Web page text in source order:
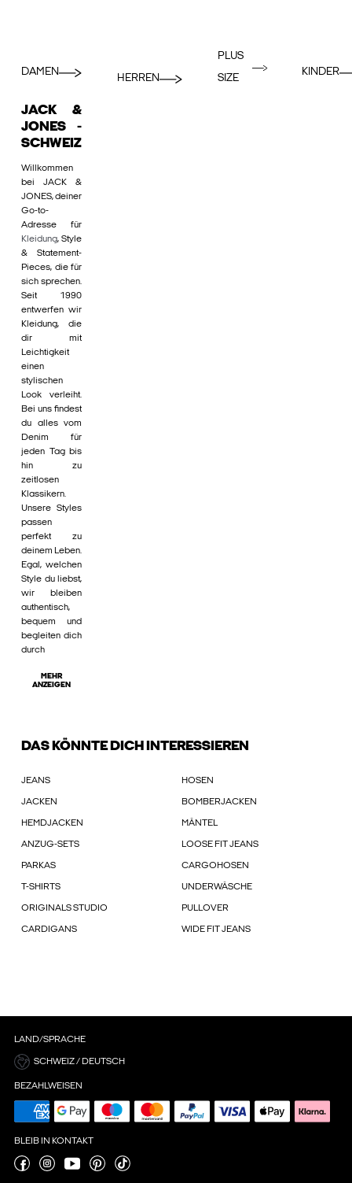
DAMEN
HERREN
PLUS
SIZE
KINDER
JACK &
JONES -
SCHWEIZ
Willkommen
bei JACK &
JONES, deiner
Go-to-
Adresse für
Kleidung, Style
& Statement-
Pieces, die für
sich sprechen.
Seit 1990
entwerfen wir
Kleidung, die
dir mit
Leichtigkeit
einen
stylischen
Look verleiht.
Bei uns findest
du alles vom
Denim für
jeden Tag bis
hin zu
zeitlosen
Klassikern.
Unsere Styles
passen
perfekt zu
deinem Leben.
Egal, welchen
Style du liebst,
wir bleiben
authentisch,
bequem und
begleiten dich
durch
MEHR
ANZEIGEN
DAS KÖNNTE DICH INTERESSIEREN
JEANS HOSEN
JACKEN BOMBERJACKEN
HEMDJACKEN MÄNTEL
ANZUG-SETS LOOSE FIT JEANS
PARKAS CARGOHOSEN
T-SHIRTS UNDERWÄSCHE
ORIGINALS STUDIO PULLOVER
CARDIGANS WIDE FIT JEANS
LAND/SPRACHE
SCHWEIZ / DEUTSCH
BEZAHLWEISEN
BLEIB IN KONTAKT